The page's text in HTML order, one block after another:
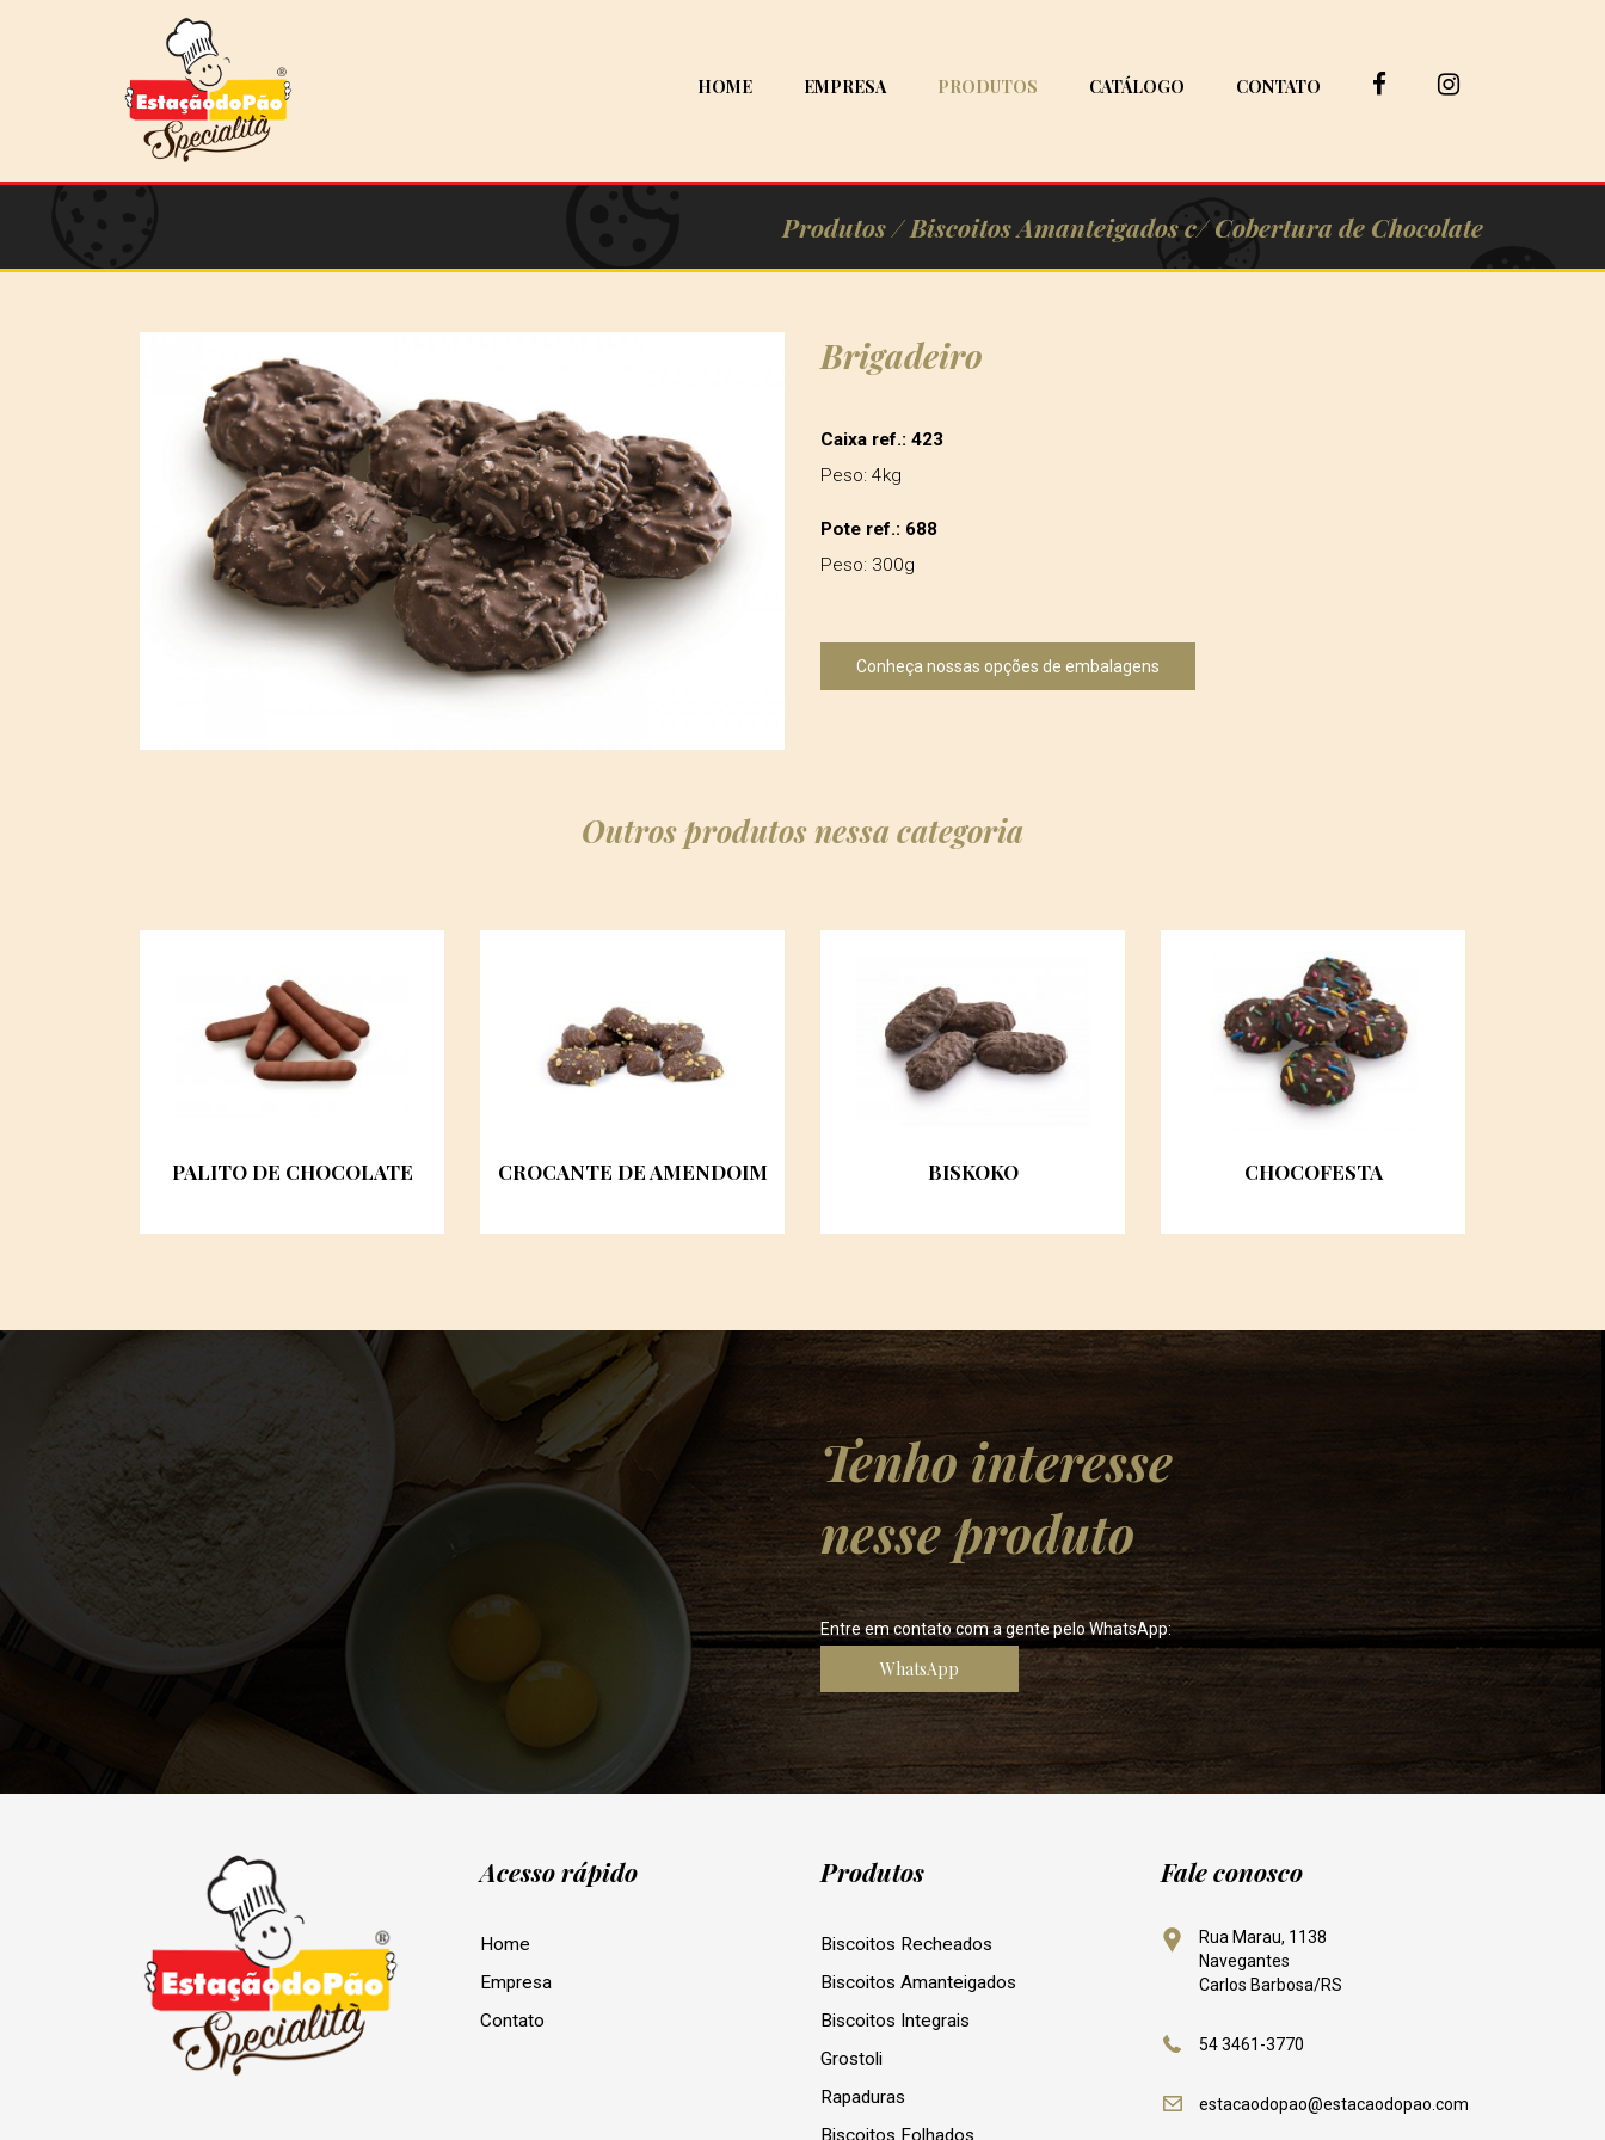
HOME EMPRESA PRODUTOS CATÁLOGO CONTATO
Produtos /Biscoitos Amanteigados c/ Cobertura de Chocolate
Brigadeiro
Caixa ref.: 423
Peso: 4kg
Pote ref.: 688
Peso: 300g
Conheça nossas opções de embalagens
Outros produtos nessa categoria
PALITO DE CHOCOLATE CROCANTE DE AMENDOIM BISKOKO CHOCOFESTA
Tenho interesse
nesse produto
Entre em contato com a gente pelo WhatsApp:
WhatsApp
Acesso rápido
Home
Empresa
Contato
Produtos
Biscoitos Recheados
Biscoitos Amanteigados
Biscoitos Integrais
Grostoli
Rapaduras
Biscoitos Folhados
Fale conosco
Rua Marau, 1138
Navegantes
Carlos Barbosa/RS
54 3461-3770
estacaodopao@estacaodopao.com